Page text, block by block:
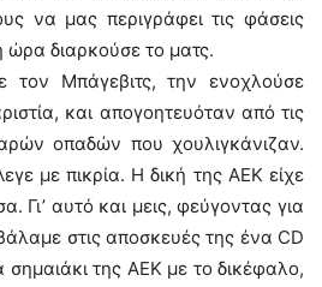
να μας περιγράφει τις φάσεις
ώρα διαρκούσε το ματς.
τον Μπάγεβιτς, την ενοχλούσε
και απογοητευόταν από τις
οπαδών που χουλιγκάνιζαν.
με πικρία. Η δική της ΑΕΚ είχε
Γι’ αυτό και μεις, φεύγοντας για
στις αποσκευές της ένα CD
σημαιάκι της ΑΕΚ με το δικέφαλο,